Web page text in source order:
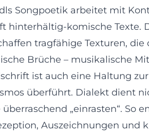
Songpoetik arbeitet mit
hinterhältig-komische Texte.
tragfähige Texturen,
Brüche – musikalische
ist auch eine Haltung
überführt. Dialekt dient
überraschend „einrasten“.
Auszeichnungen und